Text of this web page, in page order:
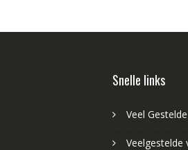
Snelle links
Veel
Veelgestelde